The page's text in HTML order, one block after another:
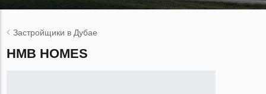
Застройщики в Дубае
HMB HOMES